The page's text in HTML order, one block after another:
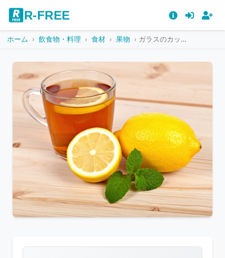
R-FREE
ホーム 飲食物・料理 食材 果物 ガラスのカップのレモンティーとカットレモン